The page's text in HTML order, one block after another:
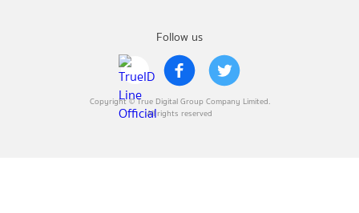
Follow us
Copyright © True Digital Group Company Limited.
All rights reserved